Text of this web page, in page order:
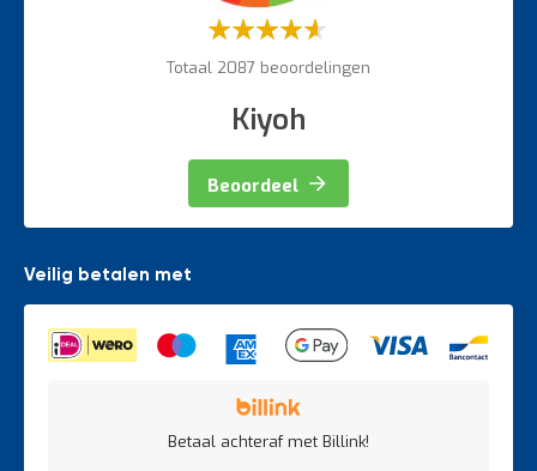
Waardering:
Totaal 2087 beoordelingen
Kiyoh
Beoordeel
Veilig betalen met
Betaal achteraf met Billink!